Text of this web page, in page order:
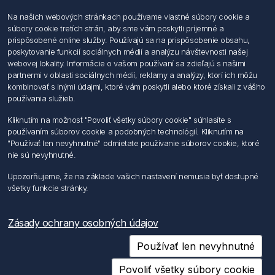
Informácie
Imprint
Vyhlásenie k ochrane údajov
Všeobecné dodacie a obchodné podmienky
Obchodný zástupca
Môj účet
Môj účet
Objednávky
Adresy
Copyright © 2026 Förch Slovensko s.r.o.. Všetky práva vyhradené.
Na našich webových stránkach používame vlastné súbory cookie a
súbory cookie tretích strán, aby sme vám poskytli príjemné a
prispôsobené online služby. Používajú sa na prispôsobenie obsahu,
poskytovanie funkcií sociálnych médií a analýzu návštevnosti našej
webovej lokality. Informácie o vašom používaní sa zdieľajú s našimi
partnermi v oblasti sociálnych médií, reklamy a analýzy, ktorí ich môžu
kombinovať s inými údajmi, ktoré vám poskytli alebo ktoré získali z vášho
používania služieb.
Kliknutím na možnosť "Povoliť všetky súbory cookie" súhlasíte s
používaním súborov cookie a podobných technológií. Kliknutím na
"Používať len nevyhnutné" odmietate používanie súborov cookie, ktoré
nie sú nevyhnutné.
Upozorňujeme, že na základe vašich nastavení nemusia byť dostupné
všetky funkcie stránky.
Zásady ochrany osobných údajov
Používať len nevyhnutné
Povoliť všetky súbory cookie